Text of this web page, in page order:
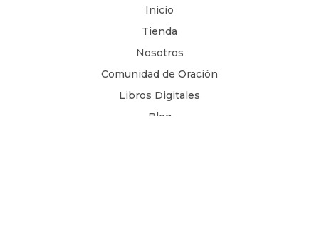
Inicio
Tienda
Nosotros
Comunidad de Oración
Libros Digitales
Blog